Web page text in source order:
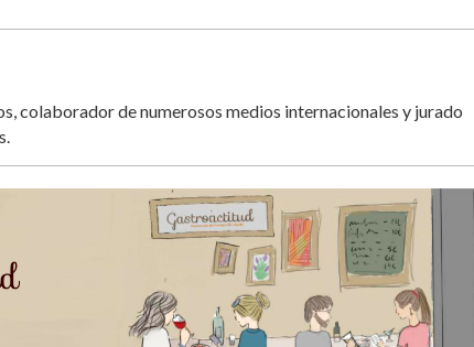
colaborador de numerosos medios internacionales y jurado